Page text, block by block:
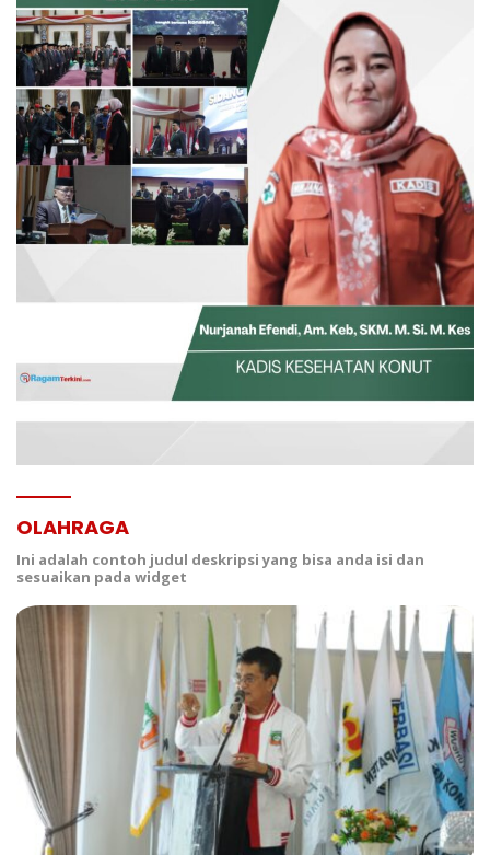
OLAHRAGA
Ini adalah contoh judul deskripsi yang bisa anda isi dan
sesuaikan pada widget